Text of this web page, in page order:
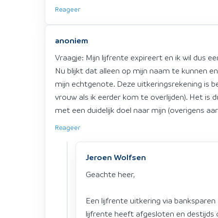
Reageer
anoniem
Vraagje: Mijn lijfrente expireert en ik wil dus
Nu blijkt dat alleen op mijn naam te kunnen
mijn echtgenote. Deze uitkeringsrekening is
vrouw als ik eerder kom te overlijden). Het is
met een duidelijk doel naar mijn (overigens
Reageer
Jeroen Wolfsen
Geachte heer,
Een lijfrente uitkering via
lijfrente heeft afgesloten en destijds